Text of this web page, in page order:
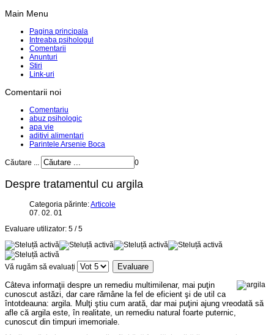
Main Menu
Pagina principala
Intreaba psihologul
Comentarii
Anunturi
Stiri
Link-uri
Comentarii noi
Comentariu
abuz psihologic
apa vie
aditivi alimentari
Parintele Arsenie Boca
Căutare ... 0
Despre tratamentul cu argila
Categoria părinte:Articole
07. 02. 01
Evaluare utilizator: 5 /5
Vă rugăm să evaluați
Câteva informaţii despre un remediu multimilenar, mai puţin
cunoscut astăzi, dar care rămâne la fel de eficient şi de util ca
întotdeauna: argila. Mulţi ştiu cum arată, dar mai puţini ajung vreodată să
afle că argila este, în realitate, un remediu natural foarte puternic,
cunoscut din timpuri imemoriale.